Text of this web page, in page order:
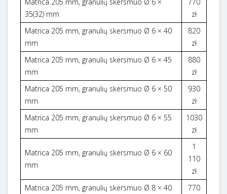
35(32) mm
zł
Matrica 205 mm, granulių skersmuo Ø 6 × 40
mm
820
zł
Matrica 205 mm, granulių skersmuo Ø 6 × 45
mm
880
zł
Matrica 205 mm, granulių skersmuo Ø 6 × 50
mm
930
zł
Matrica 205 mm, granulių skersmuo Ø 6 × 55
mm
1030
zł
Matrica 205 mm, granulių skersmuo Ø 6 × 60
mm
1
110
zł
Matrica 205 mm, granulių skersmuo Ø 8 × 40
770